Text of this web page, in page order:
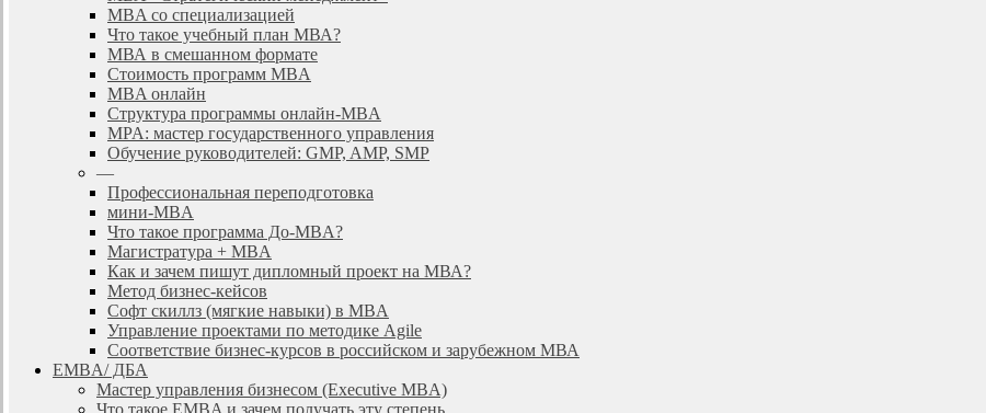
MBA со специализацией
Что такое учебный план МВА?
МВА в смешанном формате
Стоимость программ MBA
MBA онлайн
Cтруктура программы онлайн-MBA
MPA: мастер государственного управления
Обучение руководителей: GMP, AMP, SMP
—
Профессиональная переподготовка
мини-MBA
Что такое программа До-MBA?
Магистратура + MBA
Как и зачем пишут дипломный проект на МВА?
Метод бизнес-кейсов
Софт скиллз (мягкие навыки) в MBA
Управление проектами по методике Agile
Соответствие бизнес-курсов в российском и зарубежном МВА
EMBA/ ДБA
Мастер управления бизнесом (Executive MBA)